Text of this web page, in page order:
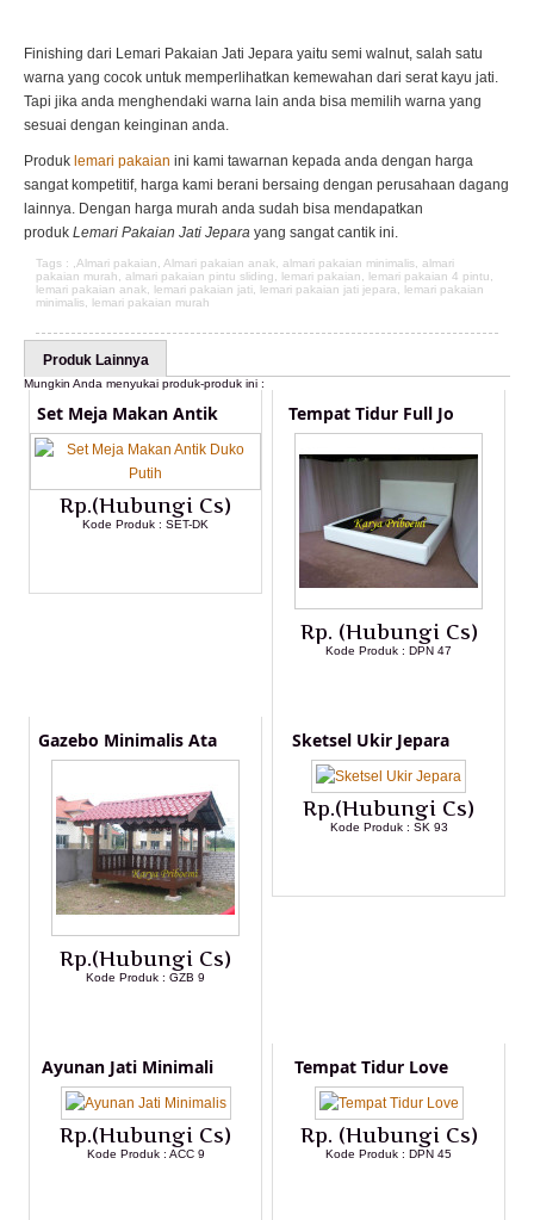
Finishing dari Lemari Pakaian Jati Jepara yaitu semi walnut, salah satu
warna yang cocok untuk memperlihatkan kemewahan dari serat kayu jati.
Tapi jika anda menghendaki warna lain anda bisa memilih warna yang
sesuai dengan keinginan anda.
Produk lemari pakaian ini kami tawarnan kepada anda dengan harga
sangat kompetitif, harga kami berani bersaing dengan perusahaan dagang
lainnya. Dengan harga murah anda sudah bisa mendapatkan
produk Lemari Pakaian Jati Jepara yang sangat cantik ini.
Tags : , Almari pakaian Almari pakaian anak almari pakaian minimalis almari
pakaian murah
almari pakaian pintu sliding lemari pakaian lemari pakaian 4 pintu
lemari pakaian anak
lemari pakaian jati lemari pakaian jati jepara
lemari pakaian
minimalis
lemari pakaian murah
Produk Lainnya
Mungkin Anda menyukai produk-produk ini :
Set Meja Makan Antik
Rp.(Hubungi Cs)
Kode Produk : SET-DK
Tempat Tidur Full Jo
Rp. (Hubungi Cs)
Kode Produk : DPN 47
Gazebo Minimalis Ata
Rp.(Hubungi Cs)
Kode Produk : GZB 9
Sketsel Ukir Jepara
Rp.(Hubungi Cs)
Kode Produk : SK 93
Ayunan Jati Minimali
Rp.(Hubungi Cs)
Kode Produk : ACC 9
Tempat Tidur Love
Rp. (Hubungi Cs)
Kode Produk : DPN 45